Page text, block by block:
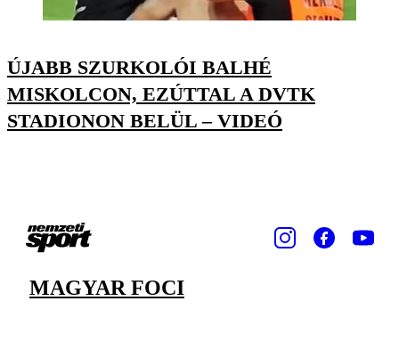
ÚJABB SZURKOLÓI BALHÉ
MISKOLCON, EZÚTTAL A DVTK
STADIONON BELÜL – VIDEÓ
MAGYAR FOCI